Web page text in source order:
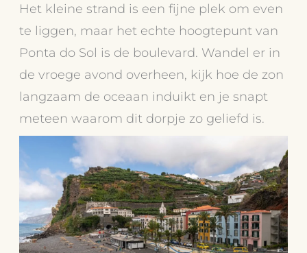
Het kleine strand is een fijne plek om even
te liggen, maar het echte hoogtepunt van
Ponta do Sol is de boulevard. Wandel er in
de vroege avond overheen, kijk hoe de zon
langzaam de oceaan induikt en je snapt
meteen waarom dit dorpje zo geliefd is.